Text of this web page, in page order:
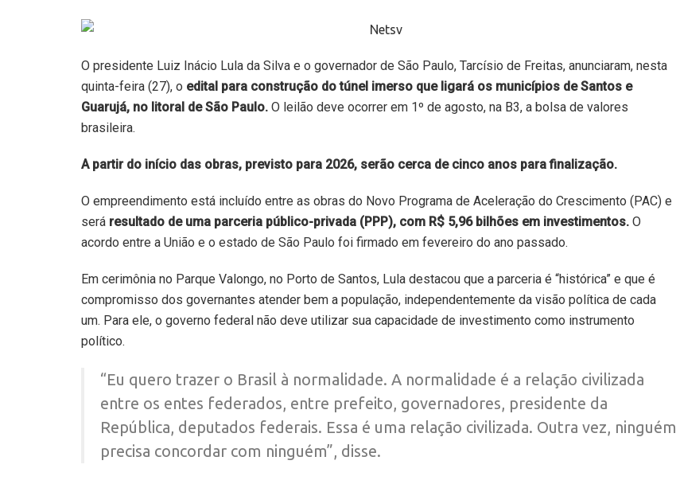
O presidente Luiz Inácio Lula da Silva e o governador de São Paulo, Tarcísio de Freitas, anunciaram, nesta
quinta-feira (27), o edital para construção do túnel imerso que ligará os municípios de Santos e
Guarujá, no litoral de São Paulo. O leilão deve ocorrer em 1º de agosto, na B3, a bolsa de valores
brasileira.
A partir do início das obras, previsto para 2026, serão cerca de cinco anos para finalização.
O empreendimento está incluído entre as obras do Novo Programa de Aceleração do Crescimento (PAC) e
será resultado de uma parceria público-privada (PPP), com R$ 5,96 bilhões em investimentos. O
acordo entre a União e o estado de São Paulo foi firmado em fevereiro do ano passado.
Em cerimônia no Parque Valongo, no Porto de Santos, Lula destacou que a parceria é “histórica” e que é
compromisso dos governantes atender bem a população, independentemente da visão política de cada
um. Para ele, o governo federal não deve utilizar sua capacidade de investimento como instrumento
político.
“Eu quero trazer o Brasil à normalidade. A normalidade é a relação civilizada
entre os entes federados, entre prefeito, governadores, presidente da
República, deputados federais. Essa é uma relação civilizada. Outra vez, ninguém
precisa concordar com ninguém”, disse.